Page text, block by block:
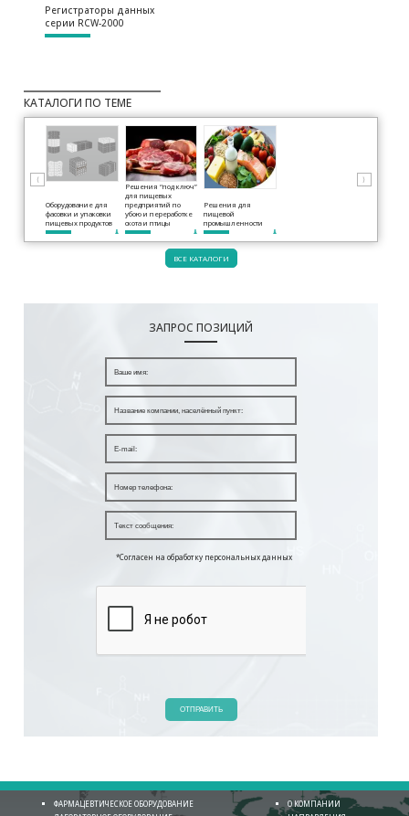
Регистраторы данных
серии RCW-2000
КАТАЛОГИ ПО ТЕМЕ
⟨ ⟩
Оборудование для
фасовки и упаковки
пищевых продуктов
Решения “под ключ”
для пищевых
предприятий по
убою и переработке
скота и птицы
Решения для
пищевой
промышленности
ВСЕ КАТАЛОГИ
ЗАПРОС ПОЗИЦИЙ
*Согласен на обработку персональных данных
ОТПРАВИТЬ
ФАРМАЦЕВТИЧЕСКОЕ ОБОРУДОВАНИЕ
О КОМПАНИИ